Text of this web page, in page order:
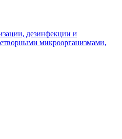
дезинфекции и
микроорганизмами,